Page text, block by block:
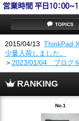
TOPICS
2015/04/13 ThinkPad
少量入荷しました。
＞2023/01/04 ブログを
RANKING
No.1